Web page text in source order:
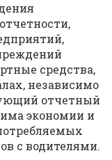
средства,
независимо
отчетный
экономии и
с водителями.